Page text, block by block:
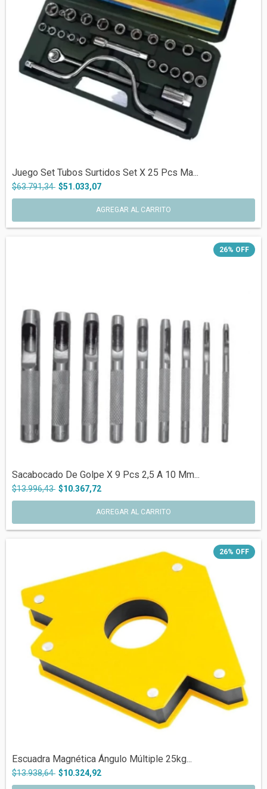
Juego Set Tubos Surtidos Set X 25 Pcs Ma...
$63.791,34 $51.033,07
26% OFF
Sacabocado De Golpe X 9 Pcs 2,5 A 10 Mm...
$13.996,43 $10.367,72
26% OFF
Escuadra Magnética Ángulo Múltiple 25kg...
$13.938,64 $10.324,92